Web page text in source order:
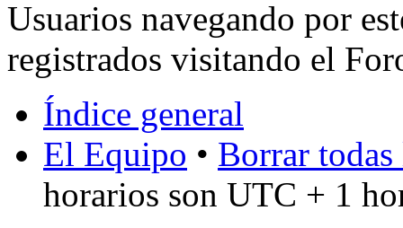
Usuarios navegando por
registrados visitando el
Índice general
El Equipo • Borrar
horarios son UTC + 1